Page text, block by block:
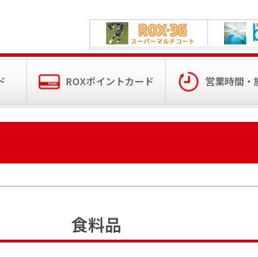
ROXポイントカード 営業時間・
食料品